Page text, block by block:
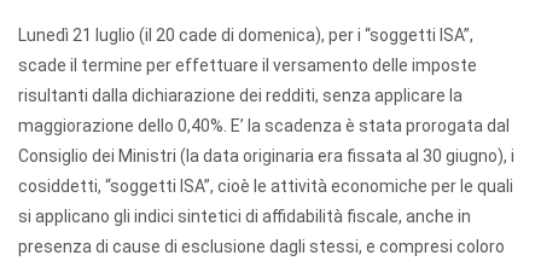
Lunedì 21 luglio (il 20 cade di domenica), per i “soggetti ISA”,
scade il termine per effettuare il versamento delle imposte
risultanti dalla dichiarazione dei redditi, senza applicare la
maggiorazione dello 0,40%. E’ la scadenza è stata prorogata dal
Consiglio dei Ministri (la data originaria era fissata al 30 giugno), i
cosiddetti, “soggetti ISA”, cioè le attività economiche per le quali
si applicano gli indici sintetici di affidabilità fiscale, anche in
presenza di cause di esclusione dagli stessi, e compresi coloro